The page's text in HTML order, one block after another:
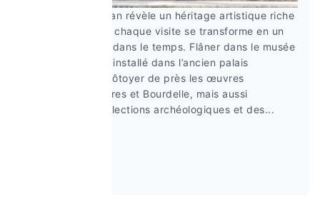
Musées Montauban révèle un héritage artistique riche
et surprenant, où chaque visite se transforme en un
véritable voyage dans le temps. Flâner dans le musée
Ingres Bourdelle, installé dans l’ancien palais
épiscopal, c’est côtoyer de près les œuvres
fascinantes d’Ingres et Bourdelle, mais aussi
découvrir des collections archéologiques et des...